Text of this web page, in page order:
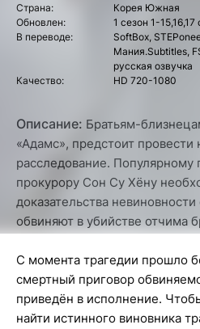
Страна:
Корея Южная
Обновлен:
1 сезон 1-15,16,17
В переводе:
SoftBox,
Мания.Subtitles,
русская озвучка
Качество:
HD 720-1080
Описание: Братьям-
«Адамс», предстоит провести
расследование.
прокурору Сон Су Хёну
доказательства невиновности
обвиняют в убийстве отчима
С момента трагедии прошло
смертный приговор
приведён в исполнение.
найти истинного виновника